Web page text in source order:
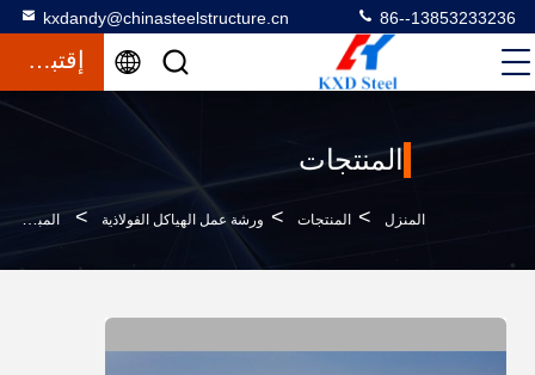
kxdandy@chinasteelstructure.cn 86--13853233236
إقتباس
المنتجات
المنزل > المنتجات > ورشة عمل الهياكل الفولاذية > المباني الصناعية المصنوعة من الصلب